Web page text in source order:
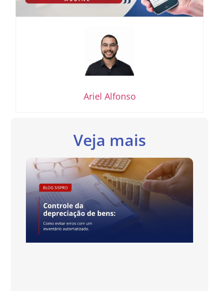
Ariel Alfonso
Veja mais